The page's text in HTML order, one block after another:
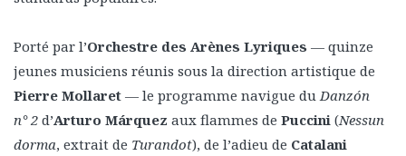
Porté par l’Orchestre des Arènes Lyriques — quinze
jeunes musiciens réunis sous la direction artistique de
Pierre Mollaret — le programme navigue duDanzón
n° 2 d’Arturo Márquez aux flammes de Puccini (Nessun
dorma, extrait de Turandot), de l’adieu de Catalani